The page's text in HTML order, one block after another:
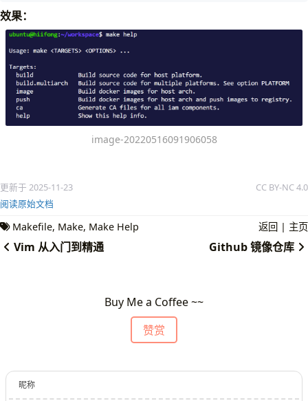
效果：
image-20220516091906058
更新于 2025-11-23
CC BY-NC 4.0
阅读原始文档
Makefile Make Make Help 返回 | 主页
Vim 从入门到精通 Github 镜像仓库
Buy Me a Coffee ~~
赞赏
昵称